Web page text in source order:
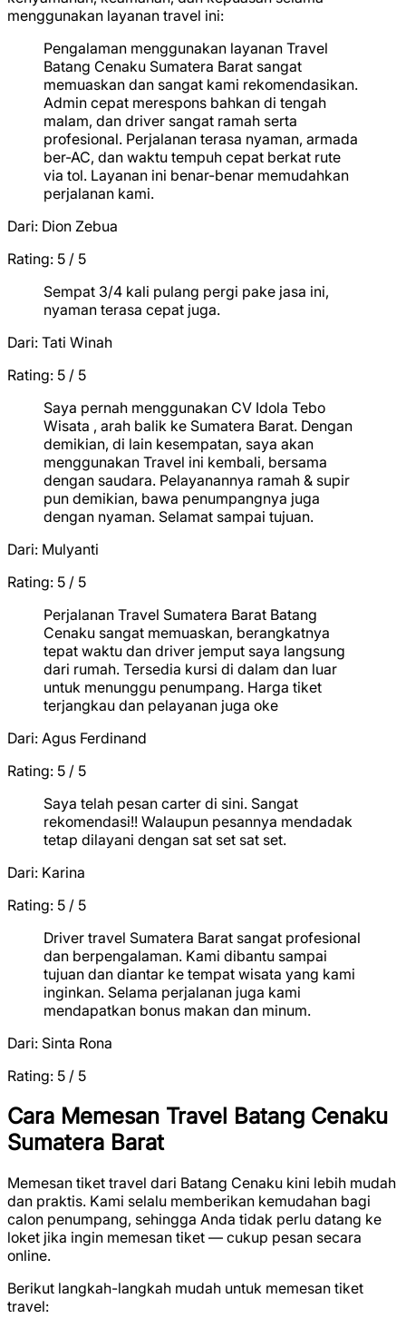
menggunakan layanan travel ini:
Pengalaman menggunakan layanan Travel
Batang Cenaku Sumatera Barat sangat
memuaskan dan sangat kami rekomendasikan.
Admin cepat merespons bahkan di tengah
malam, dan driver sangat ramah serta
profesional. Perjalanan terasa nyaman, armada
ber-AC, dan waktu tempuh cepat berkat rute
via tol. Layanan ini benar-benar memudahkan
perjalanan kami.
Dari: Dion Zebua
Rating: 5 / 5
Sempat 3/4 kali pulang pergi pake jasa ini,
nyaman terasa cepat juga.
Dari: Tati Winah
Rating: 5 / 5
Saya pernah menggunakan CV Idola Tebo
Wisata , arah balik ke Sumatera Barat. Dengan
demikian, di lain kesempatan, saya akan
menggunakan Travel ini kembali, bersama
dengan saudara. Pelayanannya ramah & supir
pun demikian, bawa penumpangnya juga
dengan nyaman. Selamat sampai tujuan.
Dari: Mulyanti
Rating: 5 / 5
Perjalanan Travel Sumatera Barat Batang
Cenaku sangat memuaskan, berangkatnya
tepat waktu dan driver jemput saya langsung
dari rumah. Tersedia kursi di dalam dan luar
untuk menunggu penumpang. Harga tiket
terjangkau dan pelayanan juga oke
Dari: Agus Ferdinand
Rating: 5 / 5
Saya telah pesan carter di sini. Sangat
rekomendasi!! Walaupun pesannya mendadak
tetap dilayani dengan sat set sat set.
Dari: Karina
Rating: 5 / 5
Driver travel Sumatera Barat sangat profesional
dan berpengalaman. Kami dibantu sampai
tujuan dan diantar ke tempat wisata yang kami
inginkan. Selama perjalanan juga kami
mendapatkan bonus makan dan minum.
Dari: Sinta Rona
Rating: 5 / 5
Cara Memesan Travel Batang Cenaku
Sumatera Barat
Memesan tiket travel dari Batang Cenaku kini lebih mudah
dan praktis. Kami selalu memberikan kemudahan bagi
calon penumpang, sehingga Anda tidak perlu datang ke
loket jika ingin memesan tiket — cukup pesan secara
online.
Berikut langkah-langkah mudah untuk memesan tiket
travel: